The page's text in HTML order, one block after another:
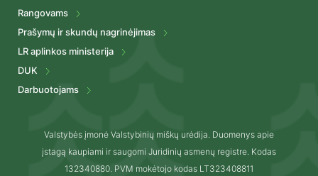
Rangovams
Prašymų ir skundų nagrinėjimas
LR aplinkos ministerija
DUK
Darbuotojams
Valstybės įmonė Valstybinių miškų urėdija. Duomenys apie
įstagą kaupiami ir saugomi Juridinių asmenų registre. Kodas
132340880. PVM mokėtojo kodas LT323408811